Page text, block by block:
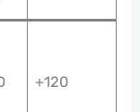
+120